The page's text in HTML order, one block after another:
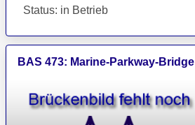
Status: in Betrieb
BAS 473: Marine-Parkway-Bridge